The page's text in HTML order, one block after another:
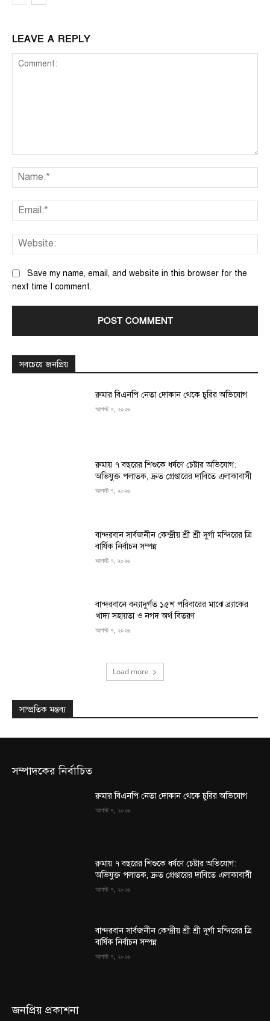
LEAVE A REPLY
Save my name, email, and website in this browser for the
next time I comment.
সবচেয়ে জনপ্রিয়
রুমার বিএনপি নেতা দোকান থেকে চুরির অভিযোগ
আগস্ট ৭, ২০২৬
রুমায় ৭ বছরের শিশুকে ধর্ষণে চেষ্টার অভিযোগ:
অভিযুক্ত পলাতক, দ্রুত গ্রেপ্তারের দাবিতে এলাকাবাসী
আগস্ট ৭, ২০২৬
বান্দরবান সার্বজনীন কেন্দ্রীয় শ্রী শ্রী দুর্গা মন্দিরের ত্রি
বার্ষিক নির্বাচন সম্পন্ন
আগস্ট ৭, ২০২৬
বান্দরবানে বন্যাদুর্গত ১৫শ পরিবারের মাঝে ব্র্যাকের
খাদ্য সহায়তা ও নগদ অর্থ বিতরণ
আগস্ট ৭, ২০২৬
Load more
সাম্প্রতিক মন্তব্য
সম্পাদকের নির্বাচিত
রুমার বিএনপি নেতা দোকান থেকে চুরির অভিযোগ
আগস্ট ৭, ২০২৬
রুমায় ৭ বছরের শিশুকে ধর্ষণে চেষ্টার অভিযোগ:
অভিযুক্ত পলাতক, দ্রুত গ্রেপ্তারের দাবিতে এলাকাবাসী
আগস্ট ৭, ২০২৬
বান্দরবান সার্বজনীন কেন্দ্রীয় শ্রী শ্রী দুর্গা মন্দিরের ত্রি
বার্ষিক নির্বাচন সম্পন্ন
আগস্ট ৭, ২০২৬
জনপ্রিয় প্রকাশনা